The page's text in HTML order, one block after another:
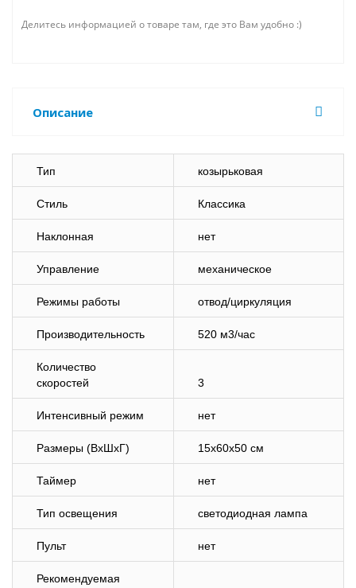
Делитесь информацией о товаре там, где это Вам удобно :)
Описание
Тип козырьковая
Стиль Классика
Наклонная нет
Управление механическое
Режимы работы отвод/циркуляция
Производительность 520 м3/час
Количество
скоростей
3
Интенсивный режим нет
Размеры (ВхШхГ) 15x60x50 см
Таймер нет
Тип освещения светодиодная лампа
Пульт нет
Рекомендуемая